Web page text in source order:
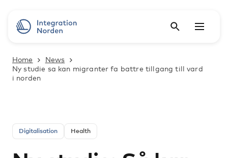
Home
News
Ny studie sa kan migranter fa battre tillgang till vard
i norden
Digitalisation Health